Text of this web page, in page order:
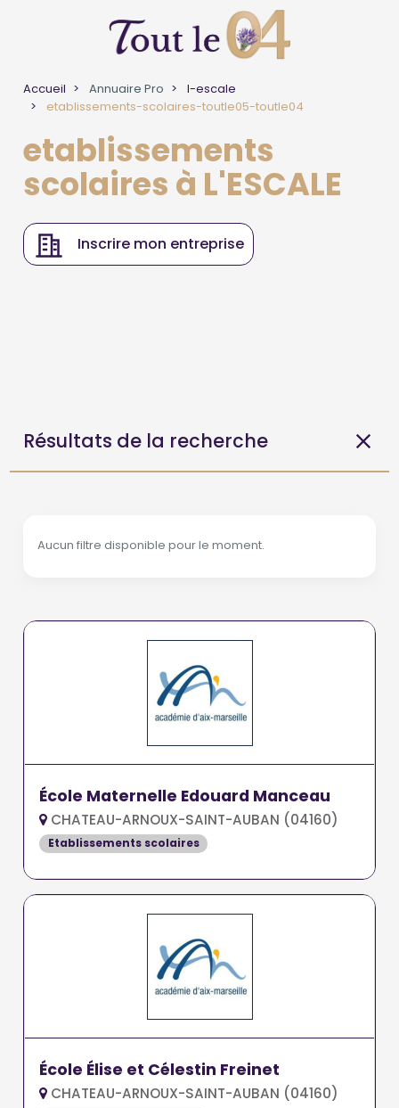
Accueil Annuaire Pro
l-escale
etablissements-scolaires-toutle05-toutle04
etablissements
scolaires à L'ESCALE
Inscrire mon entreprise
Résultats de la recherche
Aucun filtre disponible pour le moment.
École Maternelle Edouard Manceau
CHATEAU-ARNOUX-SAINT-AUBAN (04160)
Etablissements scolaires
École Élise et Célestin Freinet
CHATEAU-ARNOUX-SAINT-AUBAN (04160)